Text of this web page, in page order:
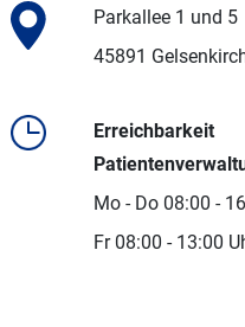
Parkallee 1 und 5
45891
Erreichbarkeit
Mo - Do 08:00 -
Fr 08:00 - 13:00